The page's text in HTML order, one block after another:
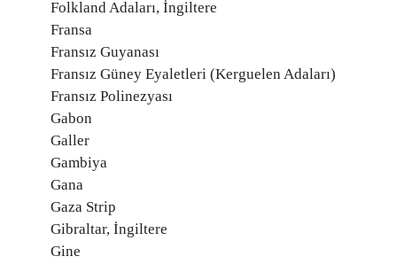
Folkland Adaları, İngiltere
Fransa
Fransız Guyanası
Fransız Güney Eyaletleri (Kerguelen Adaları)
Fransız Polinezyası
Gabon
Galler
Gambiya
Gana
Gaza Strip
Gibraltar, İngiltere
Gine